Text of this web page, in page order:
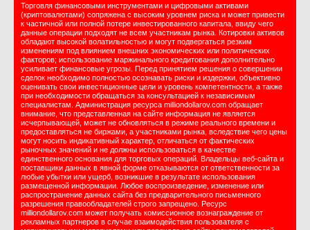
Торговля финансовыми инструментами и цифровыми активами
(криптовалютами) сопряжена с высоким уровнем риска и может привести
к частичной или полной потере инвестированного капитала, ввиду чего
данные операции подходят не всем участникам рынка. Котировки активов
обладают высокой волатильностью и могут подвергаться резким
изменениям под влиянием внешних экономических или политических
факторов; использование маржинального кредитования дополнительно
усиливает финансовые угрозы. Перед принятием решения о совершении
сделок необходимо полностью осознавать риски и издержки, объективно
оценивать свои инвестиционные цели и уровень компетентности, а также
при необходимости обращаться за консультацией к независимым
специалистам. Администрация ресурса milliondollarov.com обращает
внимание, что представленная на сайте информация не является
исчерпывающей, может не обновляться в режиме реального времени и
предоставляться не биржами, а участниками рынка, вследствие чего цены
могут носить индикативный характер, отличаться от фактических
рыночных значений и не должны использоваться в качестве
единственного основания для торговых операций. Владельцы веб-сайта и
поставщики данных в явной форме отказываются от ответственности за
любые убытки или ущерб, возникшие в результате использования
размещенной информации. Любое воспроизведение, изменение или
распространение данных сайта без предварительного письменного
разрешения правообладателей строго запрещено. Ресурс
milliondollarov.com может получать комиссионное вознаграждение от
рекламных партнеров в случае взаимодействия пользователя с